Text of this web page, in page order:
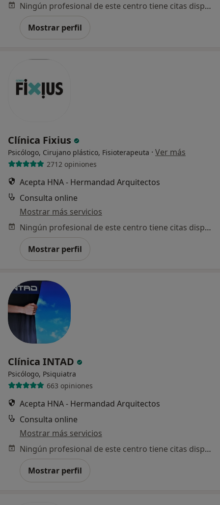
Ningún profesional de este centro tiene citas disponibles
Mostrar perfil
Clínica Fixius
Psicólogo, Cirujano plástico, Fisioterapeuta · Ver más
2712 opiniones
Acepta HNA - Hermandad Arquitectos
Consulta online
Mostrar más servicios
Ningún profesional de este centro tiene citas disponibles
Mostrar perfil
Clínica INTAD
Psicólogo, Psiquiatra
663 opiniones
Acepta HNA - Hermandad Arquitectos
Consulta online
Mostrar más servicios
Ningún profesional de este centro tiene citas disponibles
Mostrar perfil